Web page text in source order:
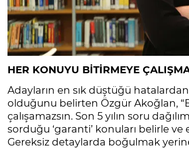
HER KONUYU BİTİRMEYE
Adayların en sık düştüğü
olduğunu belirten Özgür Akoğlan,
çalışamazsın. Son 5 yılın soru
sorduğu ‘garanti’ konuları belirle
Gereksiz detaylarda boğulmak